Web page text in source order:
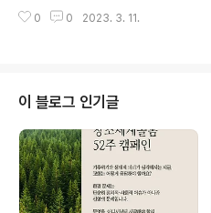
성찰의 시간을 가질 예정입니다. 절망이 아
탄소가 지구 온도를 1.1도나 상승했다고 하
및 학교 ] * 모집대상 : 1. 수업을 진행할 교
사, 활동가 가능) 5-10명 2. 학교(교회), 지
(2회 교육, 1회당 20명 이상) * 모집기간
4/14(학교) * 신청 : https://forms.gle/
Tx1UZA [ ..
0 0 2023. 3. 11.
이 블로그 인기글